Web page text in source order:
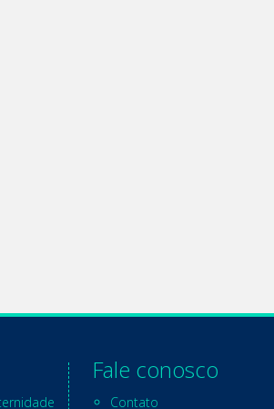
Fale conosco
Contato